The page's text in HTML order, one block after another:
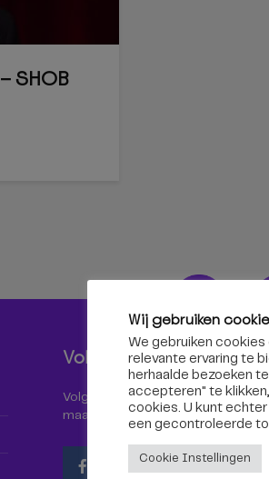
SHOB
Volg ons!
Volg Omroep Tilburg niet alleen
maar ook via social media!
Wij gebruiken
We gebruiken
relevante ervaring te
herhaalde bezoeken
accepteren" te
cookies. U kunt
een ​​gecontroleerde
Cookie Instellingen